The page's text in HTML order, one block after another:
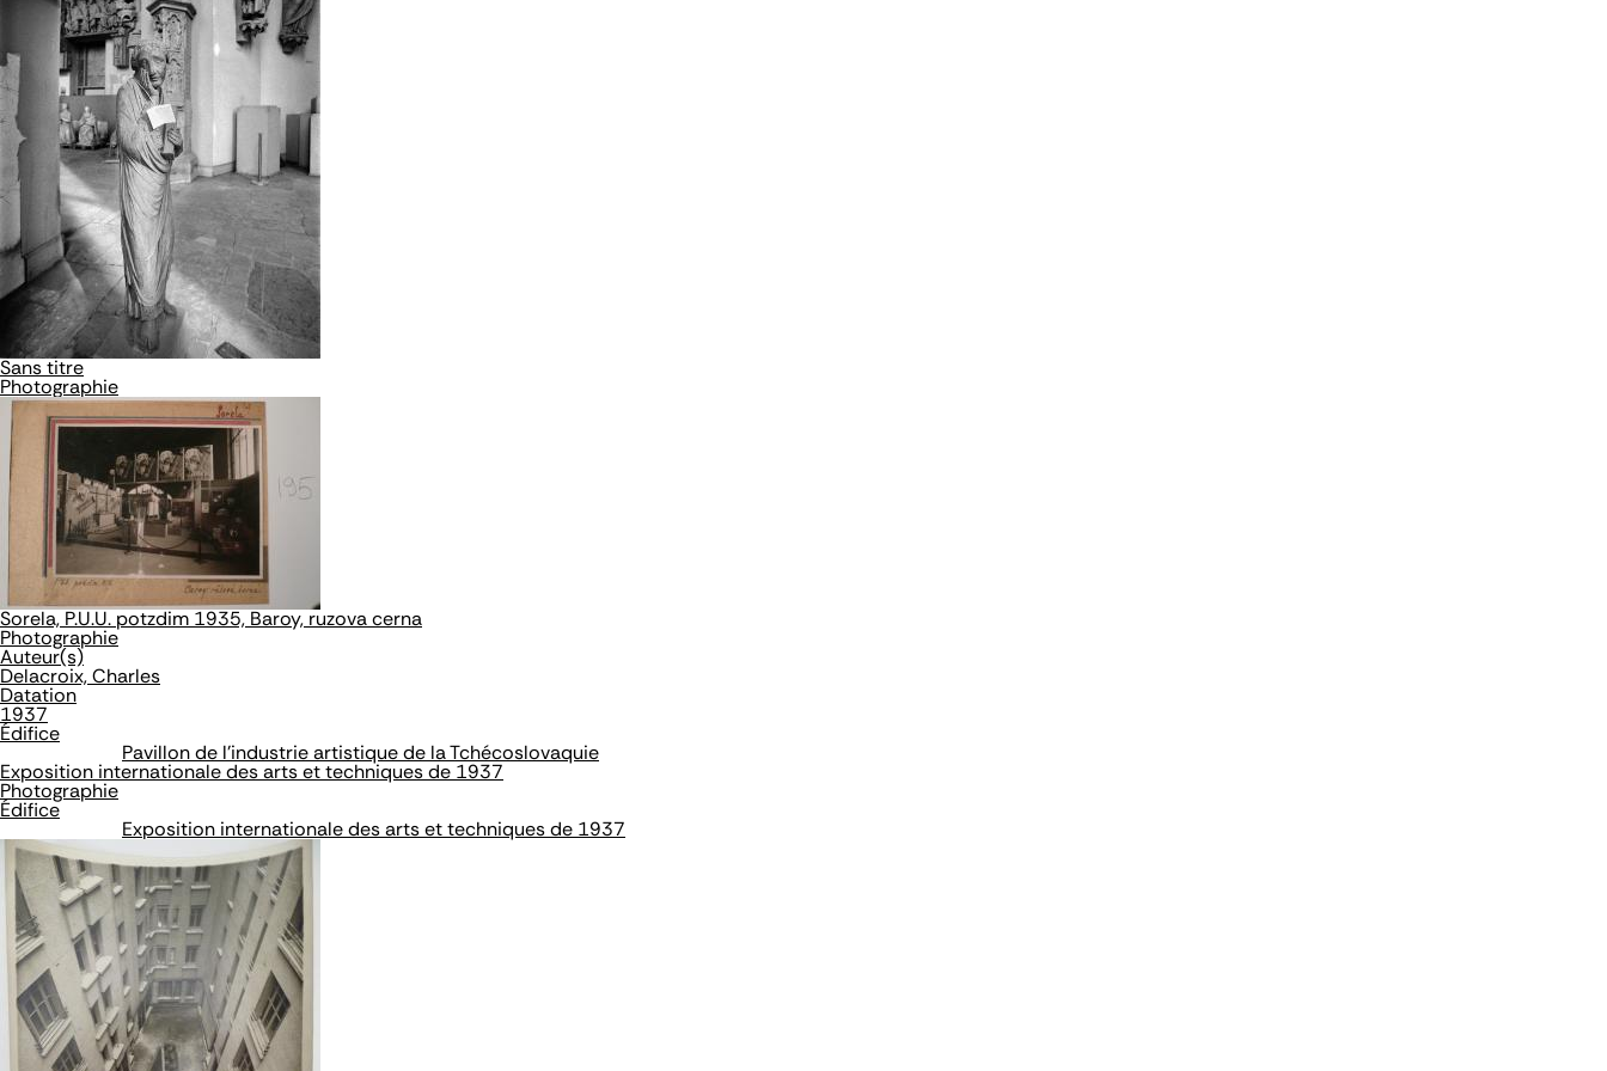
Sans titre
Photographie
Sorela, P.U.U. potzdim 1935, Baroy, ruzova cerna
Photographie
Auteur(s)
Delacroix, Charles
Datation
1937
Édifice
Pavillon de l'industrie artistique de la Tchécoslovaquie
Exposition internationale des arts et techniques de 1937
Photographie
Édifice
Exposition internationale des arts et techniques de 1937